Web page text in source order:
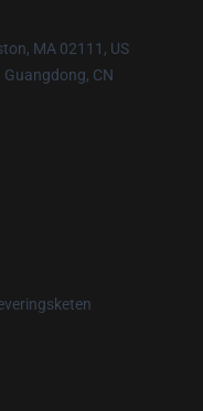
MA 02111, US
Guangdong, CN